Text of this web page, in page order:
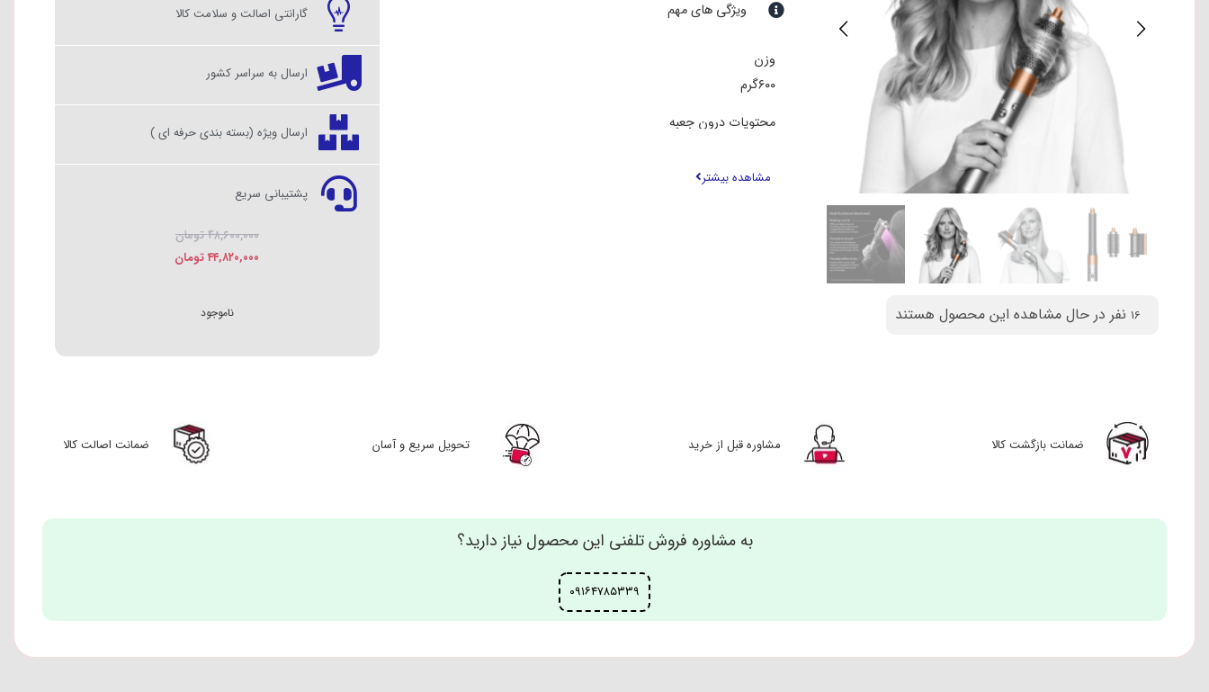
16 نفر در حال مشاهده این محصول هستند
ویژگی های مهم
وزن
۶۰۰گرم
محتویات درون جعبه
توان مصرفی
مشاهده بیشتر
گارانتی اصالت و سلامت کالا
ارسال به سراسر کشور
ارسال ویژه (بسته بندی حرفه ای )
پشتیبانی سریع
۴۸,۶۰۰,۰۰۰تومان
۴۴,۸۲۰,۰۰۰ تومان
ناموجود
ضمانت بازگشت کالا مشاوره قبل از خرید تحویل سریع و آسان ضمانت اصالت کالا
به مشاوره فروش تلفنی این محصول نیاز دارید؟
۰۹۱۶۴۷۸۵۳۳۹